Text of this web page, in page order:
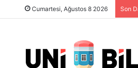
Cumartesi, Ağustos 8 2026 Son